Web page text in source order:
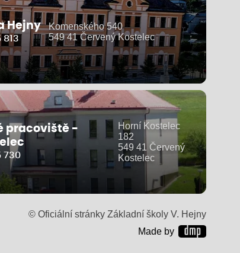
Hejny
813
Komenského 540
549 41 Červený Kostelec
pracoviště -
730
Horní Kostelec
182
549 41 Červený
Kostelec
© Oficiální stránky Základní školy V. Hejny
Made by